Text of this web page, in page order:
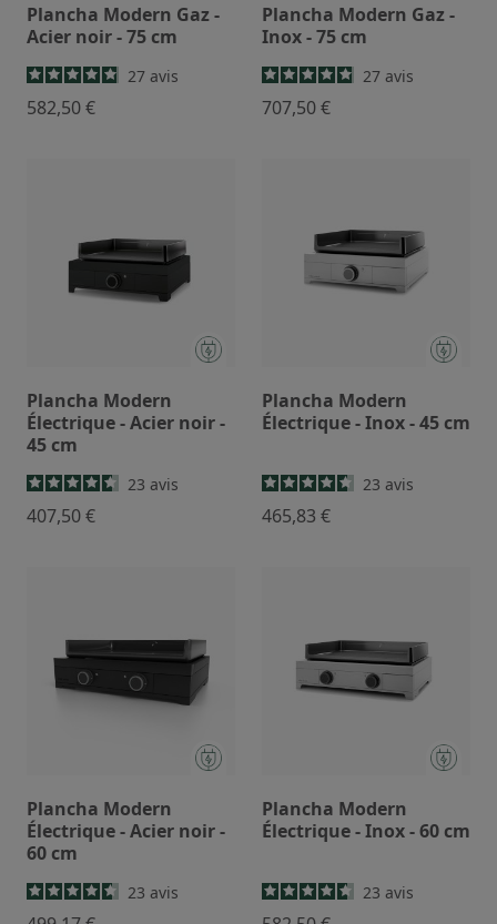
Plancha Modern Gaz -
Acier noir - 75 cm
27 avis
582,50 €
Plancha Modern Gaz -
Inox - 75 cm
27 avis
707,50 €
Plancha Modern
Électrique - Acier noir -
45 cm
23 avis
407,50 €
Plancha Modern
Électrique - Inox - 45 cm
23 avis
465,83 €
Plancha Modern
Électrique - Acier noir -
60 cm
23 avis
Plancha Modern
Électrique - Inox - 60 cm
23 avis